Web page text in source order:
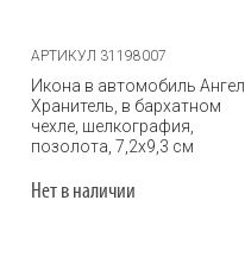
АРТИКУЛ 31198007
Икона в автомобиль Ангел
Хранитель, в бархатном
чехле, шелкография,
позолота, 7,2х9,3 см
Нет в наличии